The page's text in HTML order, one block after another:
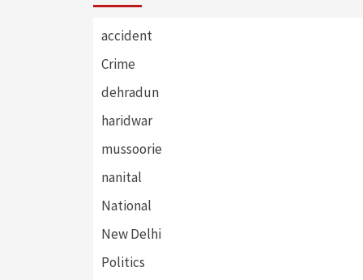
accident
Crime
dehradun
haridwar
mussoorie
nanital
National
New Delhi
Politics